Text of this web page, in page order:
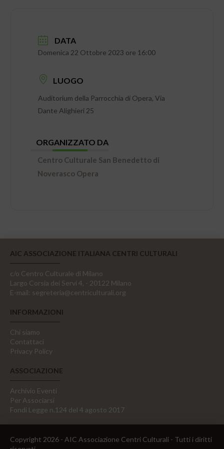
DATA
Domenica 22 Ottobre 2023 ore 16:00
LUOGO
Auditorium della Parrocchia di Opera, Via
Dante Alighieri 25
ORGANIZZATO DA
Centro Culturale San Benedetto di
Noverasco Opera
AIC ASSOCIAZIONE ITALIANA CENTRI CULTURALI
c/o Centro Culturale di Milano
Largo Corsia dei Servi 4, - 20122 Milano
E-mail: segreteria@centriculturali.org
INFORMAZIONI
Chi siamo
Contattaci
Privacy Policy
ASSOCIAZIONE
Archivio Eventi
Per Associarsi
Fondi Legge n.124 del 4 agosto 2017
Copyright 2026 - AIC Associazione Centri Culturali - Tutti i diritti